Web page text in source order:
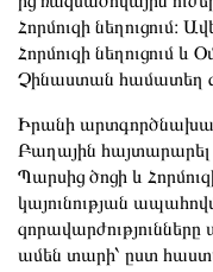
Հորմուզի նեղուցում։
Հորմուզի նեղուցում
Չինաստան համատեղ
Իրանի
Բաղային հայտարարել
Պարսից ծոցի և
կայունության
ամեն տարի՝ ըստ